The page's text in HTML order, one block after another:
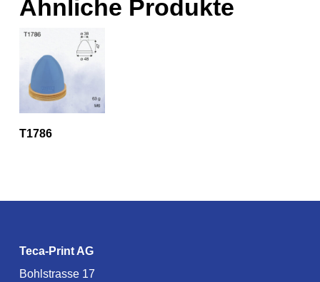
Ähnliche Produkte
T1786
Teca-Print AG
Bohlstrasse 17